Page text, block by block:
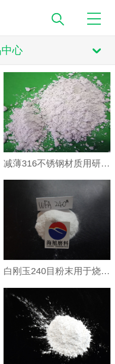
心
减薄316不锈钢材质用研磨砂800目白刚玉微粉
白刚玉240目粉末用于烧结陶瓷片隔粘粉白刚玉微粉240目